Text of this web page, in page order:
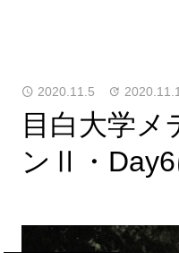
2020.11.5
目白大学
ンⅡ・